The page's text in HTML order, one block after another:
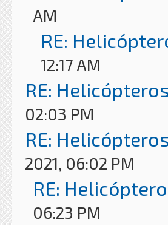
AM
RE:
12:17 AM
RE:
02:03 PM
RE:
2021, 06:02 PM
RE:
06:23 PM